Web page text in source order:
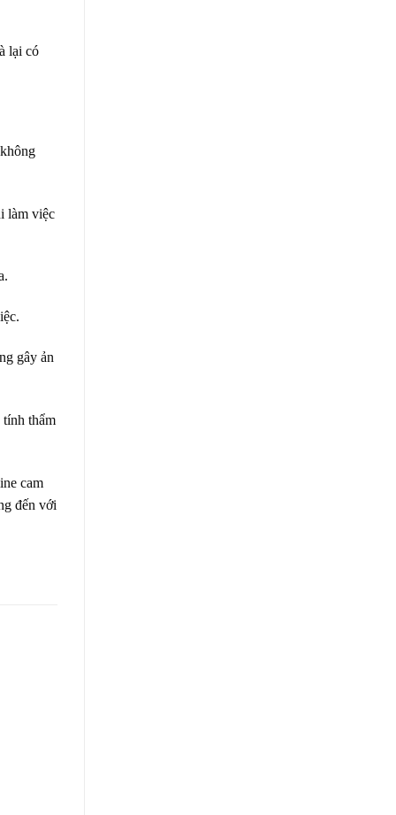
lại có
làm việc
gây ản
tính thẩm
cam
đến với